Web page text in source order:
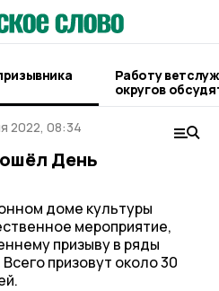
Работу
округов
2022, 08:34
День
доме культуры
мероприятие,
призыву в ряды
призовут около 30